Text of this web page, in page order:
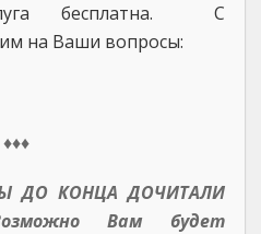
бесплатна. С
на Ваши вопросы:
♦♦♦
ДО КОНЦА ДОЧИТАЛИ
Вам будет